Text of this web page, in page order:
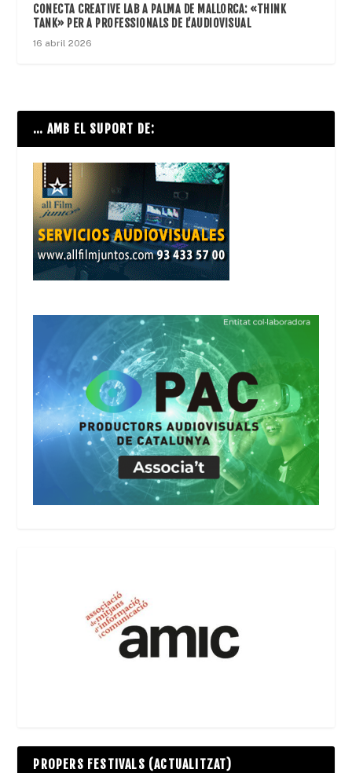
CONECTA CREATIVE LAB A PALMA DE MALLORCA: «THINK
TANK» PER A PROFESSIONALS DE L’AUDIOVISUAL
16 abril 2026
… AMB EL SUPORT DE:
PROPERS FESTIVALS (ACTUALITZAT)